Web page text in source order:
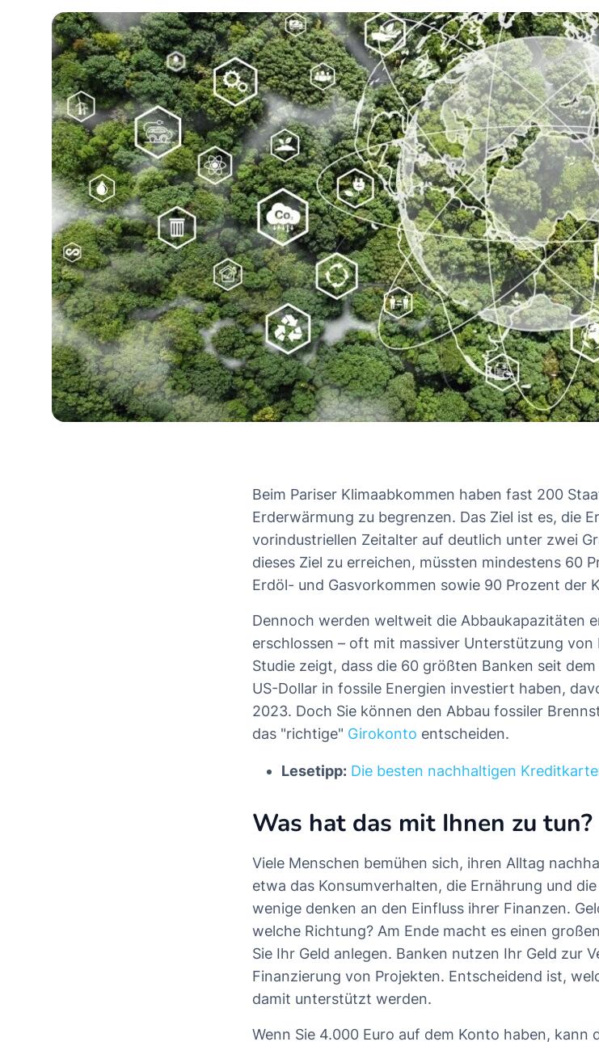
Beim Pariser Klimaabkommen haben fast 200
Erderwärmung zu begrenzen. Das Ziel ist es, die
vorindustriellen Zeitalter auf deutlich unter zwei
dieses Ziel zu erreichen, müssten mindestens 60
Erdöl- und Gasvorkommen sowie 90 Prozent der
Dennoch werden weltweit die Abbaukapazitäten
erschlossen – oft mit massiver Unterstützung von
Studie zeigt, dass die 60 größten Banken seit
US-Dollar in fossile Energien investiert haben,
2023. Doch Sie können den Abbau fossiler
das "richtige" Girokonto entscheiden.
Lesetipp: Die besten nachhaltigen
Was hat das mit Ihnen zu tun?
Viele Menschen bemühen sich, ihren Alltag
etwa das Konsumverhalten, die Ernährung und
wenige denken an den Einfluss ihrer Finanzen.
welche Richtung? Am Ende macht es einen
Sie Ihr Geld anlegen. Banken nutzen Ihr Geld zur
Finanzierung von Projekten. Entscheidend ist,
damit unterstützt werden.
Wenn Sie 4.000 Euro auf dem Konto haben, kann